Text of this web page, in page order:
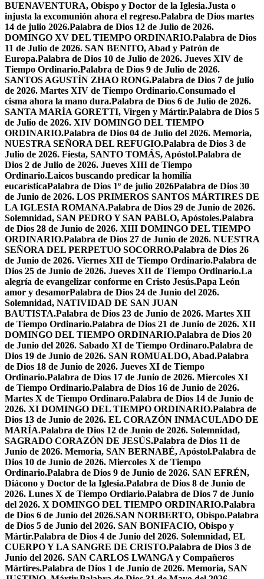
BUENAVENTURA, Obispo y Doctor de la Iglesia.Justa o
injusta la excomunión ahora el regreso.Palabra de Dios martes
14 de julio 2026.Palabra de Dios 12 de Julio de 2026.
DOMINGO XV DEL TIEMPO ORDINARIO.Palabra de Dios
11 de Julio de 2026. SAN BENITO, Abad y Patrón de
Europa.Palabra de Dios 10 de Julio de 2026. Jueves XIV de
Tiempo Ordinario.Palabra de Dios 9 de Julio de 2026.
SANTOS AGUSTÍN ZHAO RONG.Palabra de Dios 7 de julio
de 2026. Martes XIV de Tiempo Ordinario.Consumado el
cisma ahora la mano dura.Palabra de Dios 6 de Julio de 2026.
SANTA MARÍA GORETTI, Virgen y Mártir.Palabra de Dios 5
de Julio de 2026. XIV DOMINGO DEL TIEMPO
ORDINARIO.Palabra de Dios 04 de Julio del 2026. Memoria,
NUESTRA SEÑORA DEL REFUGIO.Palabra de Dios 3 de
Julio de 2026. Fiesta, SANTO TOMÁS, Apóstol.Palabra de
Dios 2 de Julio de 2026. Jueves XIII de Tiempo
Ordinario.Laicos buscando predicar la homilía
eucarísticaPalabra de Dios 1º de julio 2026Palabra de Dios 30
de Junio de 2026. LOS PRIMEROS SANTOS MÁRTIRES DE
LA IGLESIA ROMANA.Palabra de Dios 29 de Junio de 2026.
Solemnidad, SAN PEDRO Y SAN PABLO, Apóstoles.Palabra
de Dios 28 de Junio de 2026. XIII DOMINGO DEL TIEMPO
ORDINARIO.Palabra de Dios 27 de Junio de 2026. NUESTRA
SEÑORA DEL PERPETUO SOCORRO.Palabra de Dios 26
de Junio de 2026. Viernes XII de Tiempo Ordinario.Palabra de
Dios 25 de Junio de 2026. Jueves XII de Tiempo Ordinario.La
alegría de evangelizar conforme en Cristo Jesús.Papa León
amor y desamorPalabra de Dios 24 de Junio del 2026.
Solemnidad, NATIVIDAD DE SAN JUAN
BAUTISTA.Palabra de Dios 23 de Junio de 2026. Martes XII
de Tiempo Ordinario.Palabra de Dios 21 de Junio de 2026. XII
DOMINGO DEL TIEMPO ORDINARIO.Palabra de Dios 20
de Junio del 2026. Sabado XI de Tiempo Ordinaro.Palabra de
Dios 19 de Junio de 2026. SAN ROMUALDO, Abad.Palabra
de Dios 18 de Junio de 2026. Jueves XI de Tiempo
Ordinario.Palabra de Dios 17 de Junio de 2026. Miercoles XI
de Tiempo Ordinario.Palabra de Dios 16 de Junio de 2026.
Martes X de Tiempo Ordinaro.Palabra de Dios 14 de Junio de
2026. XI DOMINGO DEL TIEMPO ORDINARIO.Palabra de
Dios 13 de Junio de 2026. EL CORAZÓN INMACULADO DE
MARÍA.Palabra de Dios 12 de Junio de 2026. Solemnidad,
SAGRADO CORAZÓN DE JESÚS.Palabra de Dios 11 de
Junio de 2026. Memoria, SAN BERNABÉ, Apóstol.Palabra de
Dios 10 de Junio de 2026. Miercoles X de Tiempo
Ordinario.Palabra de Dios 9 de Junio de 2026. SAN EFRÉN,
Diácono y Doctor de la Iglesia.Palabra de Dios 8 de Junio de
2026. Lunes X de Tiempo Ordiario.Palabra de Dios 7 de Junio
del 2026. X DOMINGO DEL TIEMPO ORDINARIO.Palabra
de Dios 6 de Junio del 2026.SAN NORBERTO, Obispo.Palabra
de Dios 5 de Junio del 2026. SAN BONIFACIO, Obispo y
Mártir.Palabra de Dios 4 de Junio del 2026. Solemnidad, EL
CUERPO Y LA SANGRE DE CRISTO.Palabra de Dios 3 de
Junio del 2026. SAN CARLOS LWANGA y Compañeros
Mártires.Palabra de Dios 1 de Junio de 2026. Memoria, SAN